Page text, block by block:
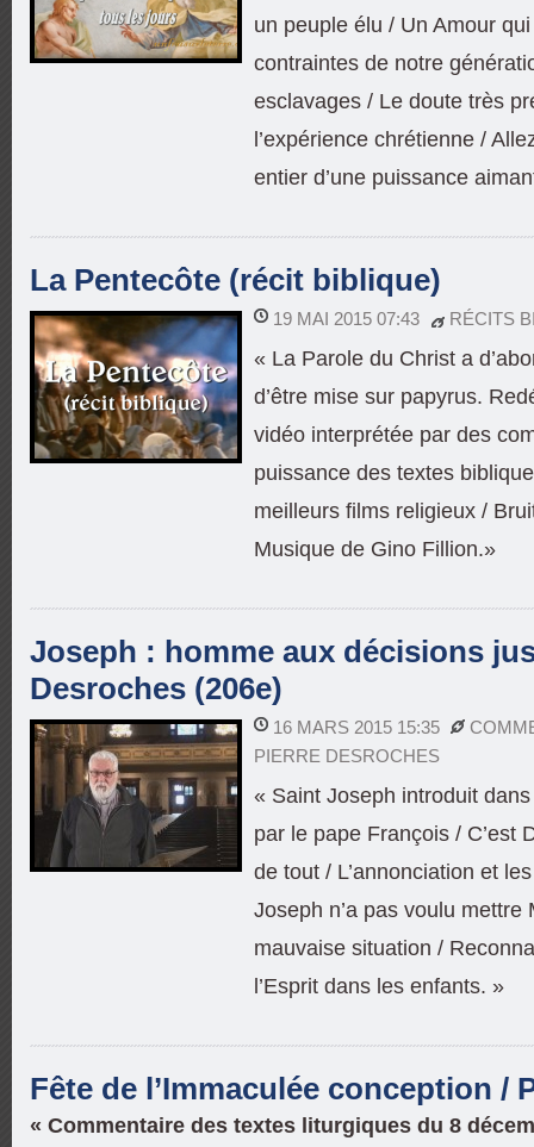
un peuple élu / Un Amour
contraintes de notre
esclavages / Le doute très
l’expérience chrétienne /
entier d’une puissance
La Pentecôte (récit biblique)
19 MAI 2015 07:43 RÉCITS
« La Parole du Christ a
d’être mise sur papyrus.
vidéo interprétée par des
puissance des textes
meilleurs films religieux /
Musique de Gino Fillion.»
Joseph : homme aux décisions
Desroches (206e)
16 MARS 2015 15:35
PIERRE DESROCHES
« Saint Joseph introduit
par le pape François / C’est
de tout / L’annonciation et
Joseph n’a pas voulu mettre
mauvaise situation /
l’Esprit dans les enfants. »
Fête de l’Immaculée conception /
« Commentaire des textes liturgiques du 8